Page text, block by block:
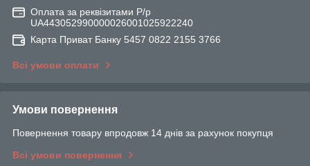
Оплата за реквізитами Р/р
UA443052990000026001025922240
Карта Приват Банку 5457 0822 2155 3766
Всі умови оплати
Умови повернення
Повернення товару впродовж 14 днів за рахунок покупця
Всі умови повернення